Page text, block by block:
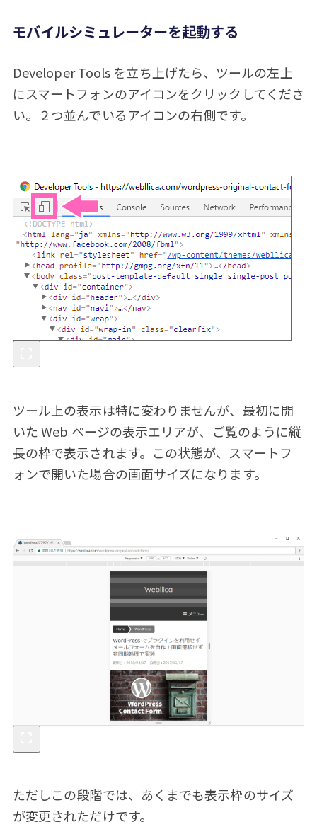
モバイルシミュレーターを起動する
Developer Tools を立ち上げたら、ツールの左上
にスマートフォンのアイコンをクリックしてくださ
い。２つ並んでいるアイコンの右側です。
ツール上の表示は特に変わりませんが、最初に開
いた Web ページの表示エリアが、ご覧のように縦
長の枠で表示されます。この状態が、スマートフ
ォンで開いた場合の画面サイズになります。
ただしこの段階では、あくまでも表示枠のサイズ
が変更されただけです。